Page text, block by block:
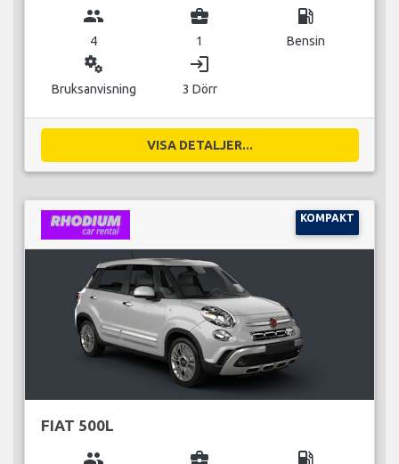
group
4
business_center
1
local_gas_station
Bensin
miscellaneous_services
Bruksanvisning
login
3 Dörr
VISA DETALJER...
KOMPAKT
FIAT 500L
group business_center local_gas_station